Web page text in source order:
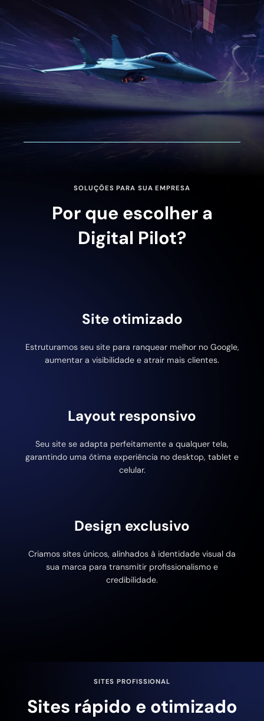
SOLUÇÕES PARA SUA EMPRESA
Por que escolher a
Digital Pilot?
Site otimizado
Estruturamos seu site para ranquear melhor no Google,
aumentar a visibilidade e atrair mais clientes.
Layout responsivo
Seu site se adapta perfeitamente a qualquer tela,
garantindo uma ótima experiência no desktop, tablet e
celular.
Design exclusivo
Criamos sites únicos, alinhados à identidade visual da
sua marca para transmitir profissionalismo e
credibilidade.
SITES PROFISSIONAL
Sites rápido e otimizado